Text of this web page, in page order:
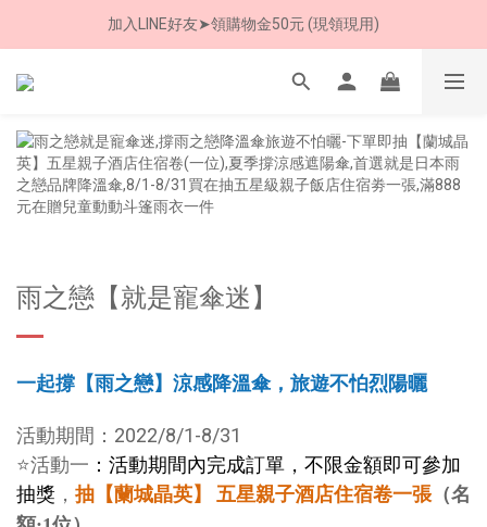
8/8 父親節限定 超商取貨免運費
加入LINE好友➤領購物金50元 (現領現用)
7/30-8/24 全館買就送 雨傘收納袋(乙個)
雨之戀【就是寵傘迷】
一起撐【雨之戀】涼感降溫傘，旅遊不怕烈陽曬
活動期間：2022/8/1-8/31
⭐活動一 ：活動期間內完成訂單，不限金額即可參加
抽獎 ， 抽【蘭城晶英】 五星親子酒店住宿卷一張 （名